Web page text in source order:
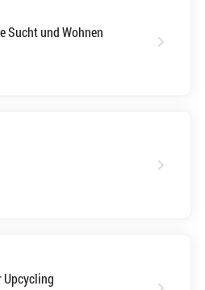
Sucht und Wohnen
Upcycling